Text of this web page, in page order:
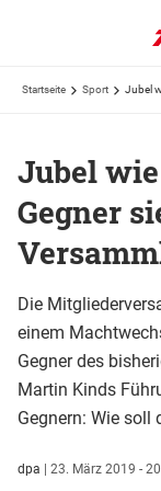
Startseite Sport Jubel
Jubel
Gegner
Die
einem
Gegner des
Martin Kinds
Gegnern: Wie soll
dpa | 23. März 2019 -